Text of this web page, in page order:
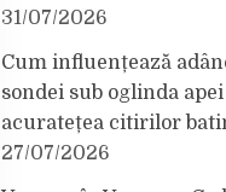
31/07/2026
Cum influențează
sondei sub oglinda apei
acuratețea citirilor
27/07/2026